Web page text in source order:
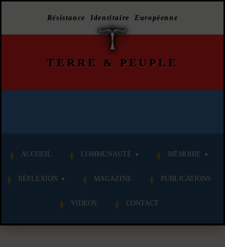
Résistance Identitaire Européenne
TERRE & PEUPLE
ACCUEIL COMMUNAUTÉ MÉMOIRE
RÉFLEXION MAGAZINE PUBLICATIONS
VIDÉOS CONTACT